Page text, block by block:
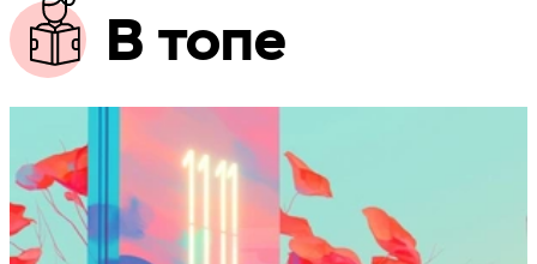
В топе